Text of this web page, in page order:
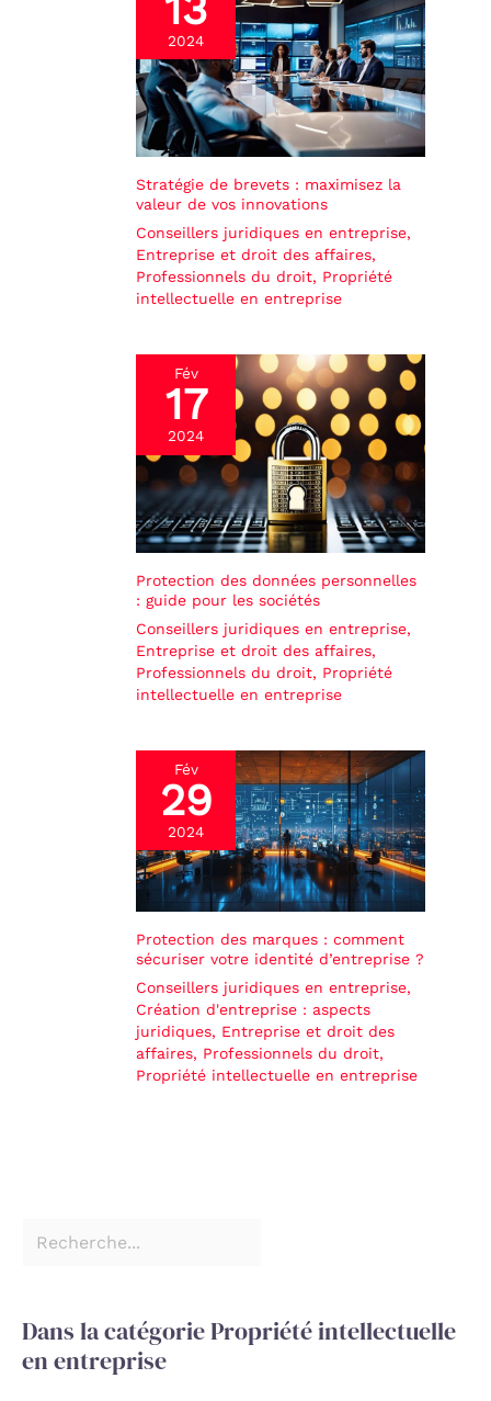
2024
Stratégie de brevets : maximisez la
valeur de vos innovations
Conseillers juridiques en entreprise,
Entreprise et droit des affaires,
Professionnels du droit, Propriété
intellectuelle en entreprise
Fév
17
2024
Protection des données personnelles
: guide pour les sociétés
Conseillers juridiques en entreprise,
Entreprise et droit des affaires,
Professionnels du droit, Propriété
intellectuelle en entreprise
Fév
29
2024
Protection des marques : comment
sécuriser votre identité d’entreprise ?
Conseillers juridiques en entreprise,
Création d'entreprise : aspects
juridiques, Entreprise et droit des
affaires, Professionnels du droit,
Propriété intellectuelle en entreprise
Dans la catégorie Propriété intellectuelle
en entreprise